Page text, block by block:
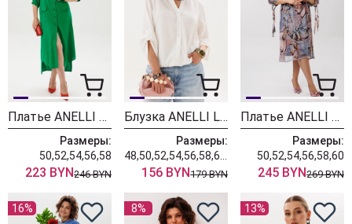
Платье ANELLI LAUREL 1902 малахитовый сон
Размеры:
50,52,54,56,58
223 BYN246 BYN
Блузка ANELLI LAUREL 1861 белый лепесток
Размеры:
156 BYN179 BYN
Платье ANELLI LAUREL 1898 пепельные бабочки
Размеры:
50,52,54,56,58,60
245 BYN269 BYN
16% 8% 13%